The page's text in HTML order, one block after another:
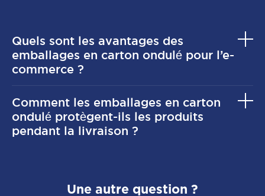
Quels sont les avantages des
emballages en carton ondulé pour l’e-
commerce ?
recyclables et permettent une personnalisation pour
améliorer l’expérience client.
Comment les emballages en carton
ondulé protègent-ils les produits
pendant la livraison ?
Une autre question ?